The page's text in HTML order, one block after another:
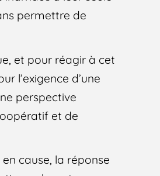
permettre de
et pour réagir à cet
l’exigence d’une
perspective
et de
cause, la réponse